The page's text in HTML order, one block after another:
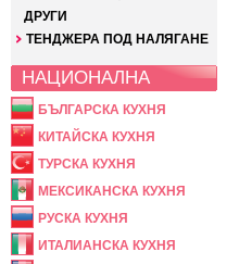
ДРУГИ
ТЕНДЖЕРА ПОД НАЛЯГАНЕ
НАЦИОНАЛНА
БЪЛГАРСКА КУХНЯ
КИТАЙСКА КУХНЯ
ТУРСКА КУХНЯ
МЕКСИКАНСКА КУХНЯ
РУСКА КУХНЯ
ИТАЛИАНСКА КУХНЯ